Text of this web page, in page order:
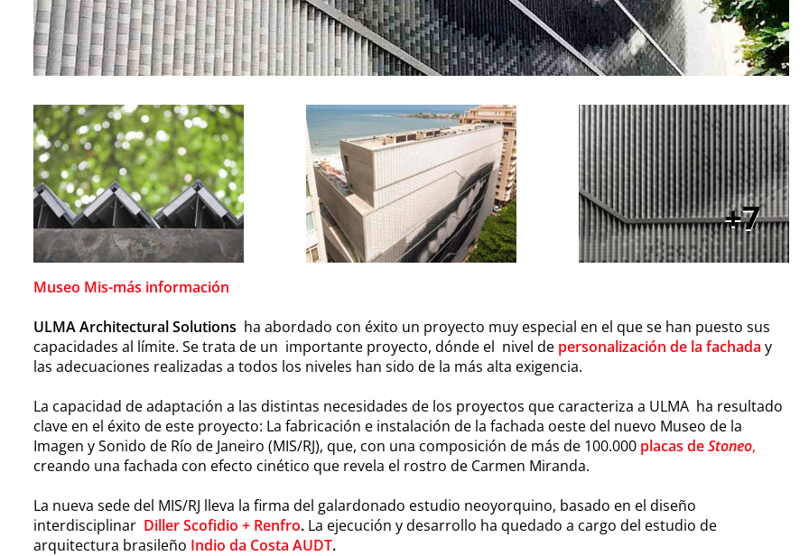
7
Museo Mis-más información
ULMA Architectural Solutions ha abordado con éxito un proyecto muy especial en el que se han puesto sus
capacidades al límite. Se trata de un importante proyecto, dónde el nivel de personalización de la fachada y
las adecuaciones realizadas a todos los niveles han sido de la más alta exigencia.
La capacidad de adaptación a las distintas necesidades de los proyectos que caracteriza a ULMA ha resultado
clave en el éxito de este proyecto: La fabricación e instalación de la fachada oeste del nuevo Museo de la
Imagen y Sonido de Río de Janeiro (MIS/RJ), que, con una composición de más de 100.000 placas deStoneo,
creando una fachada con efecto cinético que revela el rostro de Carmen Miranda.
La nueva sede del MIS/RJ lleva la firma del galardonado estudio neoyorquino, basado en el diseño
interdisciplinar Diller Scofidio + Renfro. La ejecución y desarrollo ha quedado a cargo del estudio de
arquitectura brasileño Indio da Costa AUDT.